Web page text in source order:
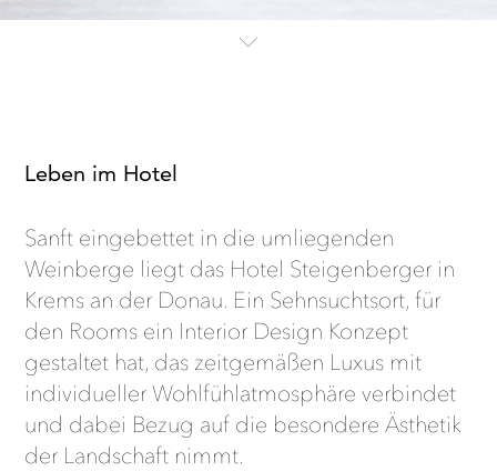
Leben im Hotel
Sanft eingebettet in die umliegenden
Weinberge liegt das Hotel Steigenberger in
Krems an der Donau. Ein Sehnsuchtsort, für
den Rooms ein Interior Design Konzept
gestaltet hat, das zeitgemäßen Luxus mit
individueller Wohlfühlatmosphäre verbindet
und dabei Bezug auf die besondere Ästhetik
der Landschaft nimmt.